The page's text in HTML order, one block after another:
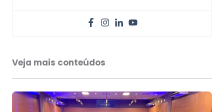
Veja mais conteúdos